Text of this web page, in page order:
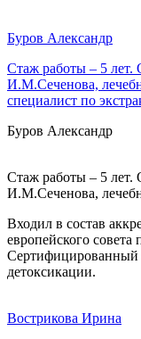
Буров Александр
Стаж работы – 5
И.М.Сеченова,
специалист по
Буров Александр
Стаж работы – 5
И.М.Сеченова,
Входил в состав
европейского
Сертифицированный
детоксикации.
Вострикова Ирина